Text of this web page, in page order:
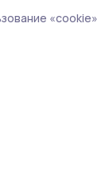
«cookie»